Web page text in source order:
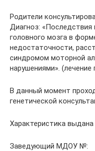
Родители
Диагноз: «Последствия
головного мозга в
недостаточности,
синдромом моторной
нарушениями». (лечение
В данный момент
генетической
Характеристика
Заведующий МДОУ №: